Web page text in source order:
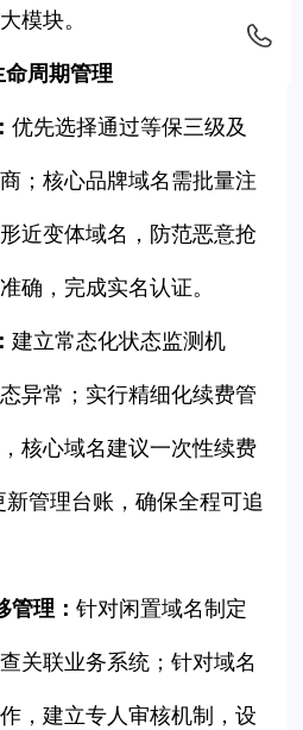
模块。
命周期管理
优先选择通过等保三级及
；核心品牌域名需批量注
近变体域名，防范恶意抢
确，完成实名认证。
建立常态化状态监测机
异常；实行精细化续费管
核心域名建议一次性续费
管理台账，确保全程可追
管理：针对闲置域名制定
关联业务系统；针对域名
，建立专人审核机制，设